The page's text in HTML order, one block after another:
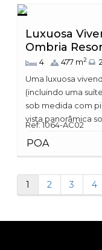
Luxuosa
Ombria
4 477 m2
Uma luxuosa
(incluindo uma
sob medida com
vista panorâmica
Ref: 1064-AC02
POA
1 2 3 4